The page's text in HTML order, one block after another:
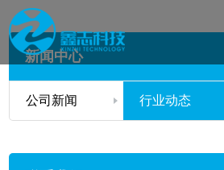
新闻中心
公司新闻 行业动态